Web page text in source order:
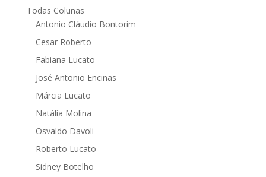
Todas Colunas
Antonio Cláudio Bontorim
Cesar Roberto
Fabiana Lucato
José Antonio Encinas
Márcia Lucato
Natália Molina
Osvaldo Davoli
Roberto Lucato
Sidney Botelho